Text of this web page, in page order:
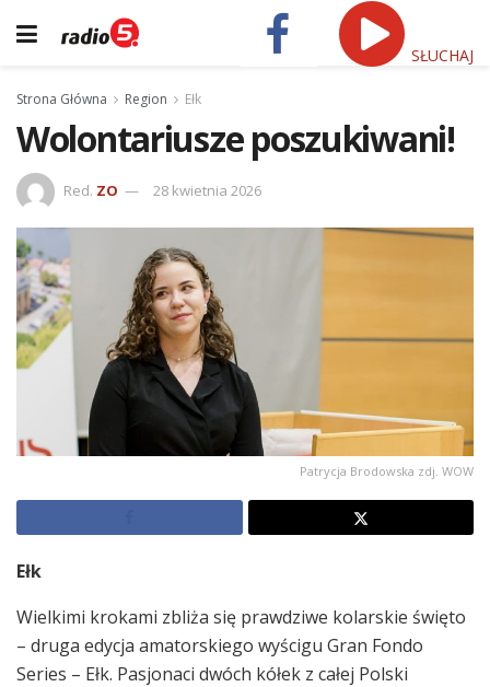
SŁUCHAJ
Strona Główna Region Ełk
Wolontariusze poszukiwani!
Red. ZO 28 kwietnia 2026
Patrycja Brodowska zdj. WOW
Ełk
Wielkimi krokami zbliża się prawdziwe kolarskie święto
– druga edycja amatorskiego wyścigu Gran Fondo
Series – Ełk. Pasjonaci dwóch kółek z całej Polski